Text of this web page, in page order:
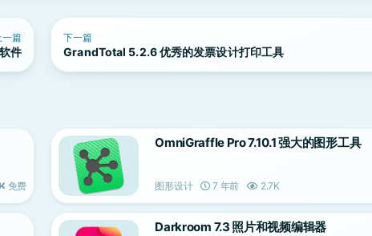
一篇
件
下一篇
GrandTotal 5.2.6 优秀的发票设计打印工具
免费
OmniGraffle Pro 7.10.1 强大的图形工具
图形设计 7 年前 2.7K
Darkroom 7.3 照片和视频编辑器